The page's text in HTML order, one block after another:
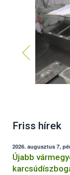
Friss hírek
2026. augusztus 7,
Újabb